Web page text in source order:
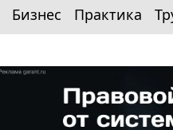
Бизнес Практика